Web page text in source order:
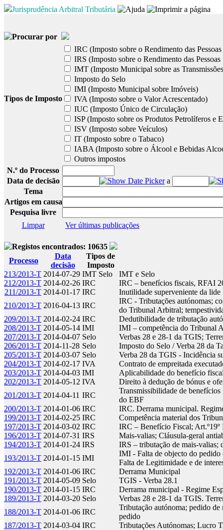
Jurisprudência Arbitral Tributária
Procurar por
IRC (Imposto sobre o Rendimento das
IRS (Imposto sobre o Rendimento das Pessoas
IMT (Imposto Municipal sobre as
Imposto do Selo
IMI (Imposto Municipal sobre Imóveis)
Tipos de Imposto
IVA (Imposto sobre o Valor Acrescentado)
IUC (Imposto Único de Circulação)
ISP (Imposto sobre os Produtos Petrolíferos e
ISV (Imposto sobre Veículos)
IT (Imposto sobre o Tabaco)
IABA (Imposto sobre o Álcool e Bebidas
Outros impostos
N.º do Processo
Data de decisão
a
Tema
Artigos em causa
Pesquisa livre
Limpar
Ver últimas publicações
Registos encontrados: 10635
Processo
Data
decisão
Tipos de
Imposto
213/2013-T 2014-07-29 IMT Selo
IMT e Selo
212/2013-T 2014-02-26 IRC
IRC – benefícios fiscais, RFAI
211/2013-T 2014-01-17 IRC
Inutilidade superveniente da lide
210/2013-T 2016-04-13 IRC
IRC - Tributações autónomas;
do Tribunal Arbitral;
209/2013-T 2014-02-24 IRC
Dedutibilidade de tributação
208/2013-T 2014-05-14 IMI
IMI – competência do Tribunal
207/2013-T 2014-04-07 Selo
Verbas 28 e 28-1 da TGIS;
206/2013-T 2014-11-28 Selo
Imposto do Selo / Verba 28 da
205/2013-T 2014-03-07 Selo
Verba 28 da TGIS - Incidência
204/2013-T 2014-02-17 IVA
Contrato de empreitada
203/2013-T 2014-04-03 IMI
Aplicabilidade do benefício
202/2013-T 2014-05-12 IVA
Direito à dedução de bónus e
201/2013-T 2014-04-11 IRC
Transmissibilidade de
do EBF
200/2013-T 2014-01-06 IRC
IRC. Derrama municipal.
199/2013-T 2014-02-25 IRC
Competência material dos
197/2013-T 2014-03-02 IRC
IRC – Benefício Fiscal;
196/2013-T 2014-07-31 IRS
Mais-valias; Cláusula-geral
194/2013-T 2014-01-24 IRS
IRS – tributação de mais-
193/2013-T 2014-01-15 IMI
IMI - Falta de objecto do
Falta de Legitimidade e de
192/2013-T 2014-01-06 IRC
Derrama Municipal
191/2013-T 2014-05-09 Selo
TGIS - Verba 28.1
190/2013-T 2014-01-15 IRC
Derrama municipal - Regime
189/2013-T 2014-03-20 Selo
Verbas 28 e 28-1 da TGIS.
188/2013-T 2014-01-06 IRC
Tributação autónoma; pedido
pedido
187/2013-T 2014-03-04 IRC
Tributações Autónomas; Lucro